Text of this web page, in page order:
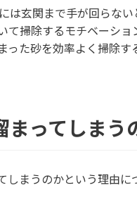
は玄関まで手が回らな
て掃除するモチベーシ
った砂を効率よく掃除
ってしまう
しまうのかという理由に